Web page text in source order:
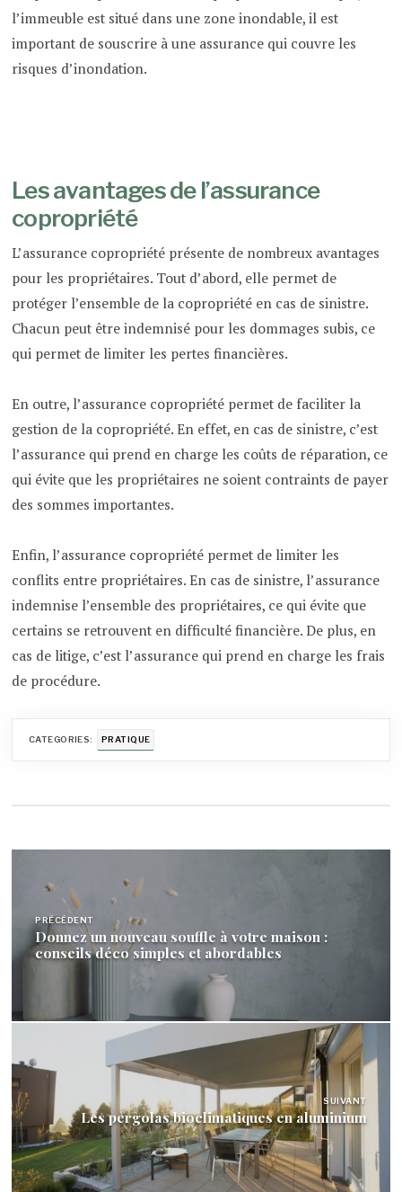
l’immeuble est situé dans une zone inondable, il est
important de souscrire à une assurance qui couvre les
risques d’inondation.
Les avantages de l’assurance
copropriété
L’assurance copropriété présente de nombreux avantages
pour les propriétaires. Tout d’abord, elle permet de
protéger l’ensemble de la copropriété en cas de sinistre.
Chacun peut être indemnisé pour les dommages subis, ce
qui permet de limiter les pertes financières.
En outre, l’assurance copropriété permet de faciliter la
gestion de la copropriété. En effet, en cas de sinistre, c’est
l’assurance qui prend en charge les coûts de réparation, ce
qui évite que les propriétaires ne soient contraints de payer
des sommes importantes.
Enfin, l’assurance copropriété permet de limiter les
conflits entre propriétaires. En cas de sinistre, l’assurance
indemnise l’ensemble des propriétaires, ce qui évite que
certains se retrouvent en difficulté financière. De plus, en
cas de litige, c’est l’assurance qui prend en charge les frais
de procédure.
CATEGORIES: PRATIQUE
l’article
PRÉCÉDENT
Donnez un nouveau souffle à votre maison :
conseils déco simples et abordables
SUIVANT
Les pergolas bioclimatiques en aluminium